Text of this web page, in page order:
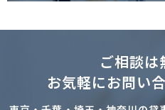
ご相談は
お気軽にお問い